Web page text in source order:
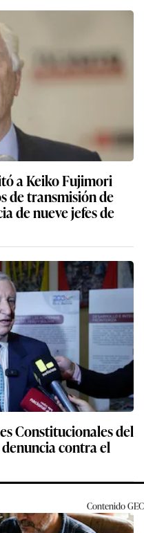
a Keiko Fujimori
de transmisión de
de nueve jefes de
Constitucionales del
contra el
ContenidoGEC